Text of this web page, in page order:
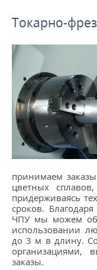
СТАТЬИ
Расточные работы
Фрезерная обработка
Услуги ЧПУ
Изготовление
Услуги
Фрезеровка ЧПУ
...
КОНТАКТЫ
МЕТАЛЛ ВЕЛИКИЙ
Токарно-
принимаем
цветных
придерживаясь
сроков.
ЧПУ мы можем
использовании
до 3 м в длину.
организациями,
заказы.